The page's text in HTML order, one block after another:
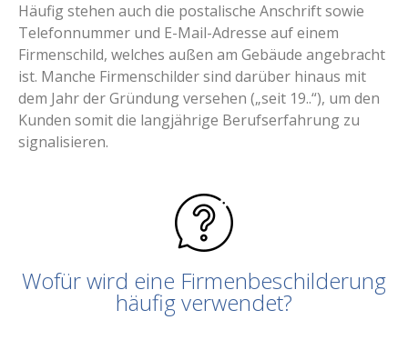
Häufig stehen auch die postalische Anschrift sowie
Telefonnummer und E-Mail-Adresse auf einem
Firmenschild, welches außen am Gebäude angebracht
ist. Manche Firmenschilder sind darüber hinaus mit
dem Jahr der Gründung versehen („seit 19..“), um den
Kunden somit die langjährige Berufserfahrung zu
signalisieren.
Wofür wird eine Firmenbeschilderung
häufig verwendet?